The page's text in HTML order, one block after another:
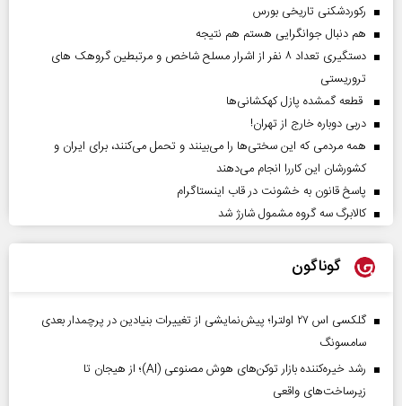
رکوردشکنی تاریخی بورس
هم دنبال جوانگرایی هستم هم نتیجه
دستگیری تعداد ۸ نفر از اشرار مسلح شاخص و مرتبطین گروهک های
تروریستی
قطعه گمشده پازل کهکشانی‌ها
دربی دوباره خارج از تهران!
همه مردمی که این سختی‌ها را می‌بینند و تحمل می‌کنند، برای ایران و
کشورشان این کاررا انجام می‌دهند
پاسخ قانون به خشونت در قاب اینستاگرام
کالابرگ سه گروه مشمول شارژ شد
گوناگون
گلکسی اس ۲۷ اولترا؛ پیش‌نمایشی از تغییرات بنیادین در پرچمدار بعدی
سامسونگ
رشد خیره‌کننده بازار توکن‌های هوش مصنوعی (AI)؛ از هیجان تا
زیرساخت‌های واقعی